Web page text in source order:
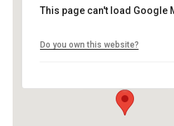
L’ours Maçon
Le Pont du Mazel - Tence
This page can't load Google
Do you own this website?